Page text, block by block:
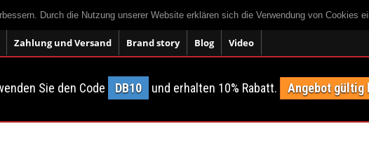
Durch die Nutzung unserer Website erklären sich die Verwendung von Cookies
Zahlung und Versand Brand story Blog Video
Sie den Code DB10 und erhalten 10% Rabatt. Angebot gültig